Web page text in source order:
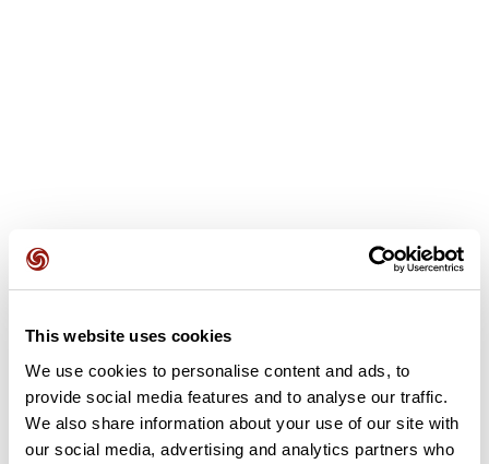
This website uses cookies
We use cookies to personalise content and ads, to
provide social media features and to analyse our traffic.
We also share information about your use of our site with
our social media, advertising and analytics partners who
Avis des utilisateurs
Soyez le premier à ajouter un avis !